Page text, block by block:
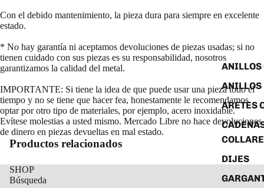
ANILLOS
ARETES
DIJES
Con el debido mantenimiento, la pieza dura para siempre en excelente
estado.
* No hay garantía ni aceptamos devoluciones de piezas usadas; si no
tienen cuidado con sus piezas es su responsabilidad, nosotros
garantizamos la calidad del metal.
IMPORTANTE: Si tiene la idea de que puede usar una pieza todo el
tiempo y no se tiene que hacer fea, honestamente le recomendamos
optar por otro tipo de materiales, por ejemplo, acero inoxidable.
Evítese molestias a usted mismo. Mercado Libre no hace devoluciones
de dinero en piezas devueltas en mal estado.
Productos relacionados
SHOP
Búsqueda